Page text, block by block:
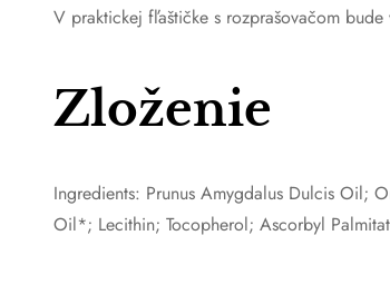
V praktickej fľaštičke s rozprašovačom
Zloženie
Ingredients: Prunus Amygdalus Dulcis Oil;
Oil*; Lecithin; Tocopherol; Ascorbyl